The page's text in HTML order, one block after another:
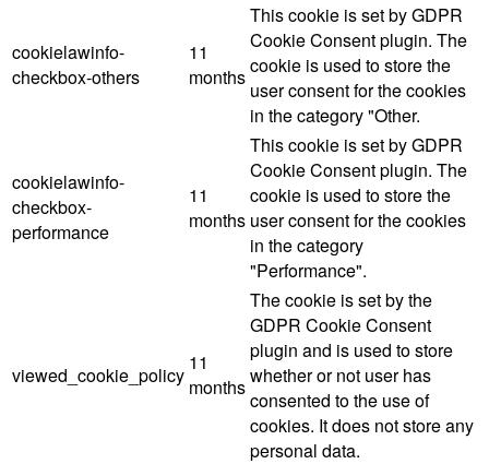
cookielawinfo-
checkbox-others
11
months
This cookie is set by GDPR
Cookie Consent plugin. The
cookie is used to store the
user consent for the cookies
in the category "Other.
cookielawinfo-
checkbox-
performance
11
months
This cookie is set by GDPR
Cookie Consent plugin. The
cookie is used to store the
user consent for the cookies
in the category
"Performance".
viewed_cookie_policy
11
months
The cookie is set by the
GDPR Cookie Consent
plugin and is used to store
whether or not user has
consented to the use of
cookies. It does not store any
personal data.